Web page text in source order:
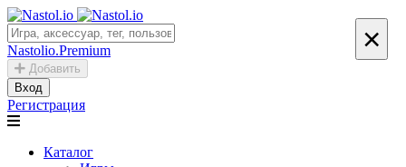
Nastolio.Premium
Добавить
Вход
Регистрация
Каталог
×